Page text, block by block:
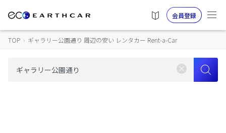
会員登録
TOP › ギャラリー公園通り 周辺の安い レンタカー Rent-a-Car